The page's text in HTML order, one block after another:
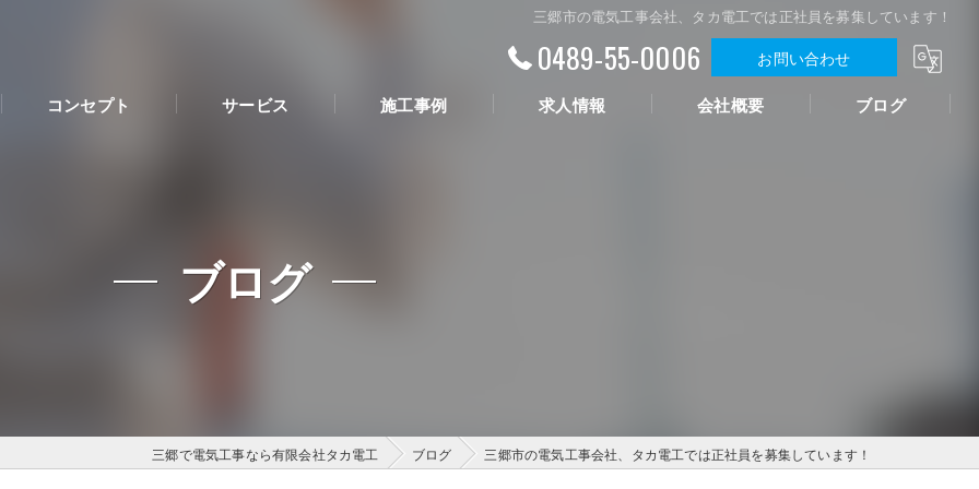
三郷市の電気工事会社、タカ電工では正社員を募集しています！
0489-55-0006 お問い合わせ
コンセプト サービス 施工事例 求人情報 会社概要 ブログ
ブログ
三郷で電気工事なら有限会社タカ電工 ブログ 三郷市の電気工事会社、タカ電工では正社員を募集しています！